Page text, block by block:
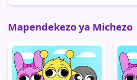
Mapendekezo ya Michezo